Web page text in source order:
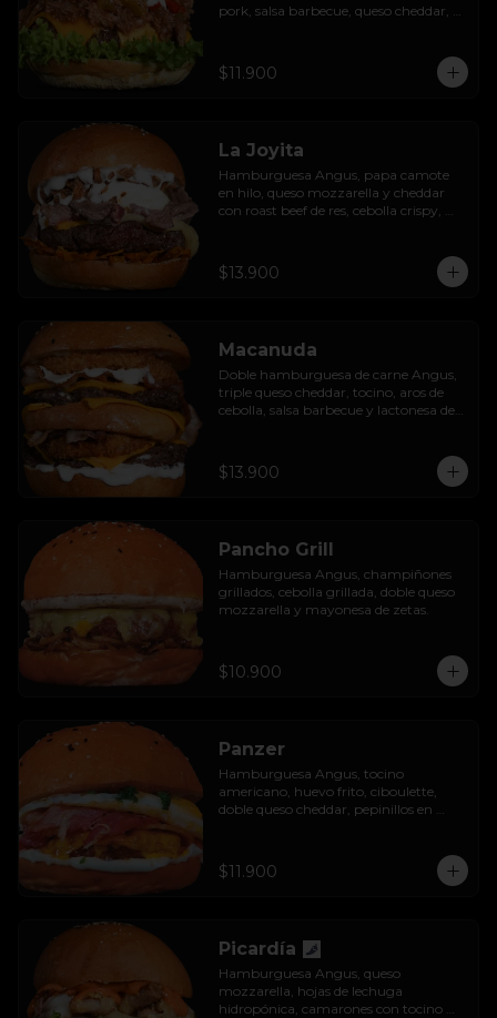
pork, salsa barbecue, queso cheddar,
$11.900
La Joyita
Hamburguesa Angus, papa camote
en hilo, queso mozzarella y cheddar
con roast beef de res, cebolla crispy,
$13.900
Macanuda
Doble hamburguesa de carne Angus,
triple queso cheddar, tocino, aros de
cebolla, salsa barbecue y lactonesa de
$13.900
Pancho Grill
Hamburguesa Angus, champiñones
grillados, cebolla grillada, doble queso
mozzarella y mayonesa de zetas.
$10.900
Panzer
Hamburguesa Angus, tocino
americano, huevo frito, ciboulette,
doble queso cheddar, pepinillos en
$11.900
Picardía
Hamburguesa Angus, queso
mozzarella, hojas de lechuga
hidropónica, camarones con tocino